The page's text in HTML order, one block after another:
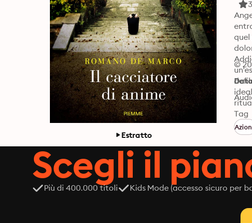
Estratto
Ma
©
Tag
Scegli il
Più di 400.000 titoli Kids Mode (accesso sicuro per